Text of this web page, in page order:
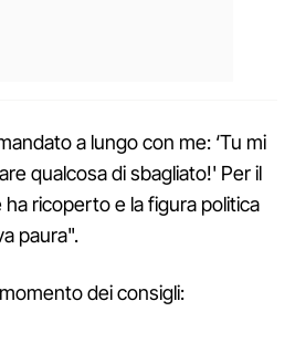
a lungo con me: ‘Tu mi
qualcosa di sbagliato!' Per il
ricoperto e la figura politica
paura".
dei consigli: